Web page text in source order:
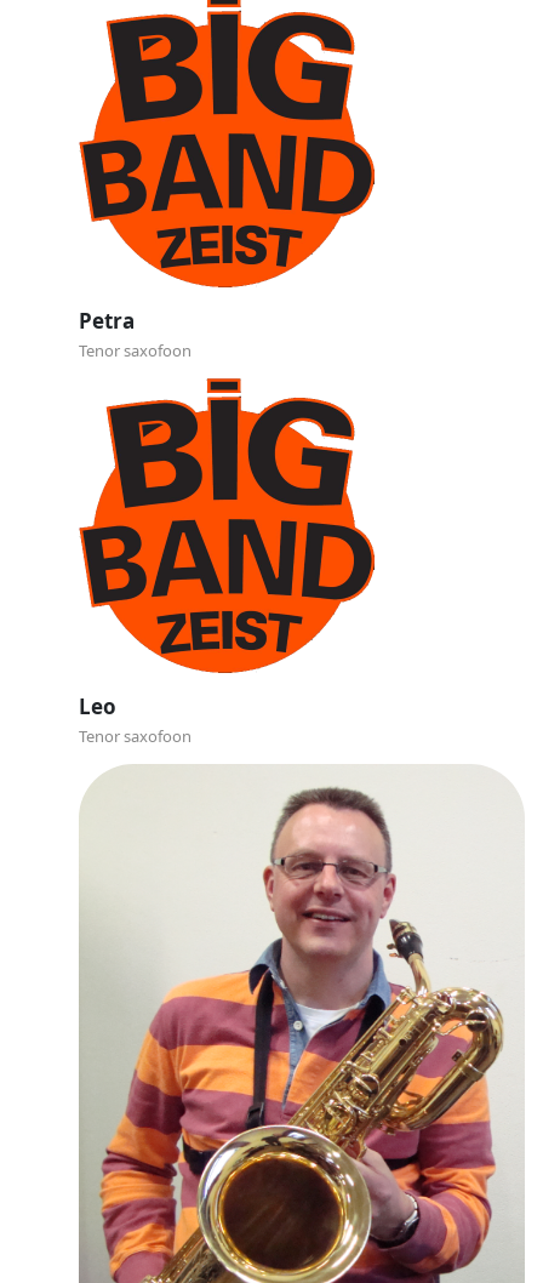
Petra
Tenor saxofoon
Leo
Tenor saxofoon